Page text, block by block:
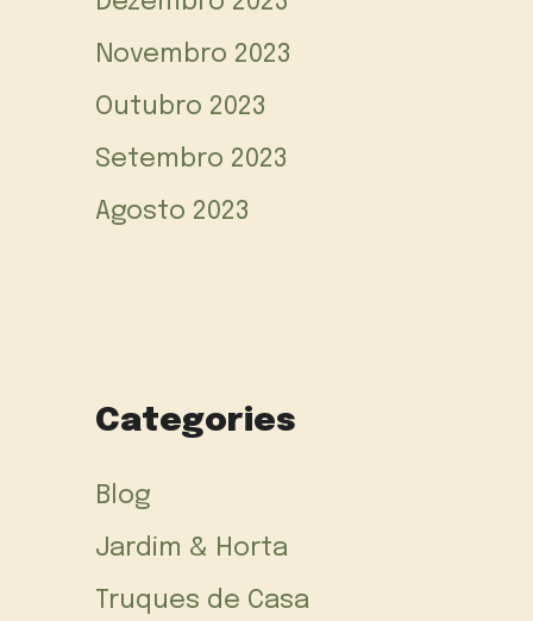
Novembro 2023
Outubro 2023
Setembro 2023
Agosto 2023
Categories
Blog
Jardim & Horta
Truques de Casa